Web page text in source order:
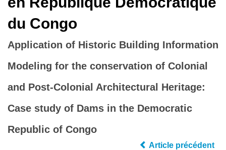
du Congo
Application of Historic Building Information
Modeling for the conservation of Colonial
and Post-Colonial Architectural Heritage:
Case study of Dams in the Democratic
Republic of Congo
Article précédent